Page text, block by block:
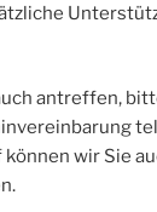
antreffen,
können wir Sie